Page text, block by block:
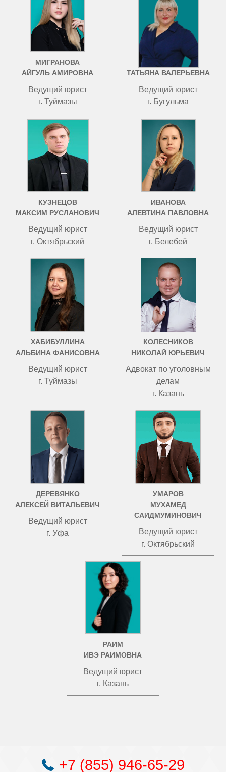
МИГРАНОВА
АЙГУЛЬ АМИРОВНА
Ведущий юрист
г. Туймазы
ЧИСТОВА
ТАТЬЯНА ВАЛЕРЬЕВНА
Ведущий юрист
г. Бугульма
КУЗНЕЦОВ
МАКСИМ РУСЛАНОВИЧ
Ведущий юрист
г. Октябрьский
ИВАНОВА
АЛЕВТИНА ПАВЛОВНА
Ведущий юрист
г. Белебей
ХАБИБУЛЛИНА
АЛЬБИНА ФАНИСОВНА
Ведущий юрист
г. Туймазы
КОЛЕСНИКОВ
НИКОЛАЙ ЮРЬЕВИЧ
Адвокат по уголовным
делам
г. Казань
ДЕРЕВЯНКО
АЛЕКСЕЙ ВИТАЛЬЕВИЧ
Ведущий юрист
г. Уфа
УМАРОВ
МУХАМЕД
САИДМУМИНОВИЧ
Ведущий юрист
г. Октябрьский
РАИМ
ИВЭ РАИМОВНА
Ведущий юрист
г. Казань
+7 (855) 946-65-29